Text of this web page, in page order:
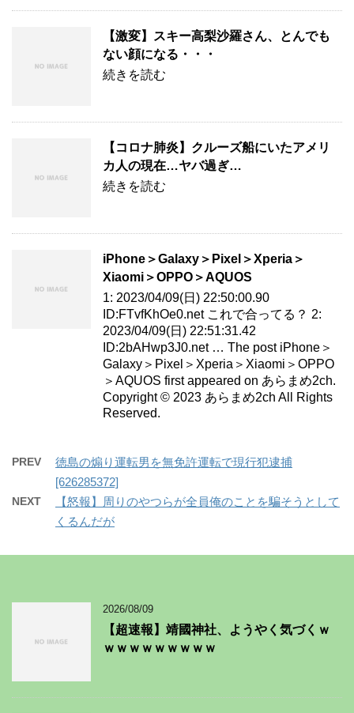
【激変】スキー高梨沙羅さん、とんでも
ない顔になる・・・
続きを読む
【コロナ肺炎】クルーズ船にいたアメリ
カ人の現在…ヤバ過ぎ…
続きを読む
iPhone＞Galaxy＞Pixel＞Xperia＞
Xiaomi＞OPPO＞AQUOS
1: 2023/04/09(日) 22:50:00.90
ID:FTvfKhOe0.net これで合ってる？ 2:
2023/04/09(日) 22:51:31.42
ID:2bAHwp3J0.net … The post iPhone＞
Galaxy＞Pixel＞Xperia＞Xiaomi＞OPPO
＞AQUOS first appeared on あらまめ2ch.
Copyright © 2023 あらまめ2ch All Rights
Reserved.
PREV
徳島の煽り運転男を無免許運転で現行犯逮捕
[626285372]
NEXT
【怒報】周りのやつらが全員俺のことを騙そうとして
くるんだが
2026/08/09
【超速報】靖國神社、ようやく気づくｗ
ｗｗｗｗｗｗｗｗｗ